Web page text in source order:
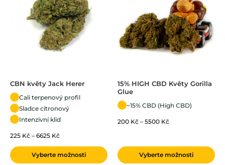
CBN květy Jack Herer
Cali terpenový profil
Sladce citronový
Intenzivní klid
225 Kč – 6625 Kč
Vyberte možnosti
15% HIGH CBD Květy Gorilla
Glue
~15% CBD (High CBD)
200 Kč – 5500 Kč
Vyberte možnosti